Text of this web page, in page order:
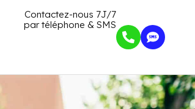
Contactez-nous 7J/7
par téléphone & SMS